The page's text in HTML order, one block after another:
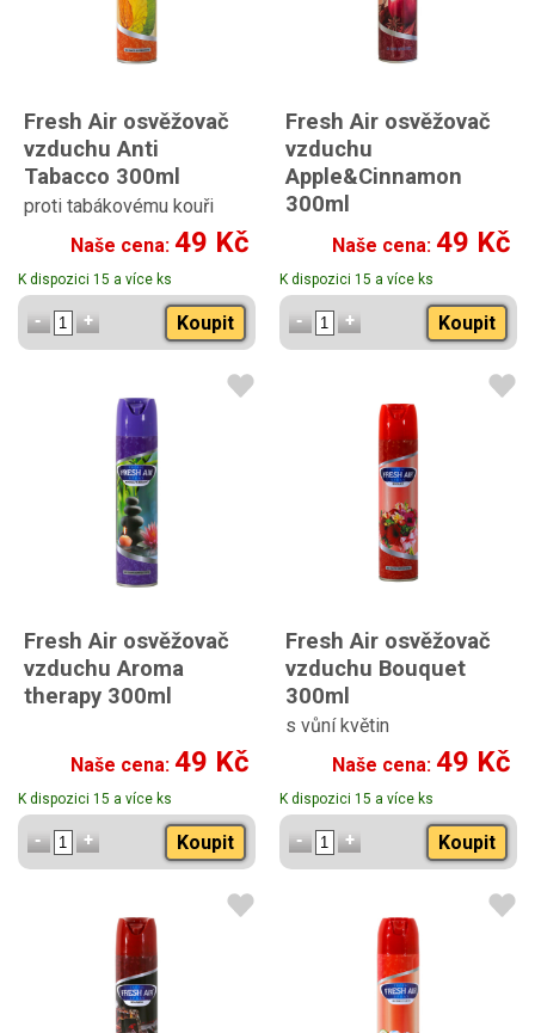
Fresh Air osvěžovač
vzduchu Anti
Tabacco 300ml
proti tabákovému kouři
Naše cena: 49 Kč
K dispozici 15 a více ks
Koupit
Fresh Air osvěžovač
vzduchu
Apple&Cinnamon
300ml
s vůní jablka a skořice
Naše cena: 49 Kč
K dispozici 15 a více ks
Koupit
Fresh Air osvěžovač
vzduchu Aroma
therapy 300ml
Naše cena: 49 Kč
K dispozici 15 a více ks
Koupit
Fresh Air osvěžovač
vzduchu Bouquet
300ml
s vůní květin
Naše cena: 49 Kč
K dispozici 15 a více ks
Koupit